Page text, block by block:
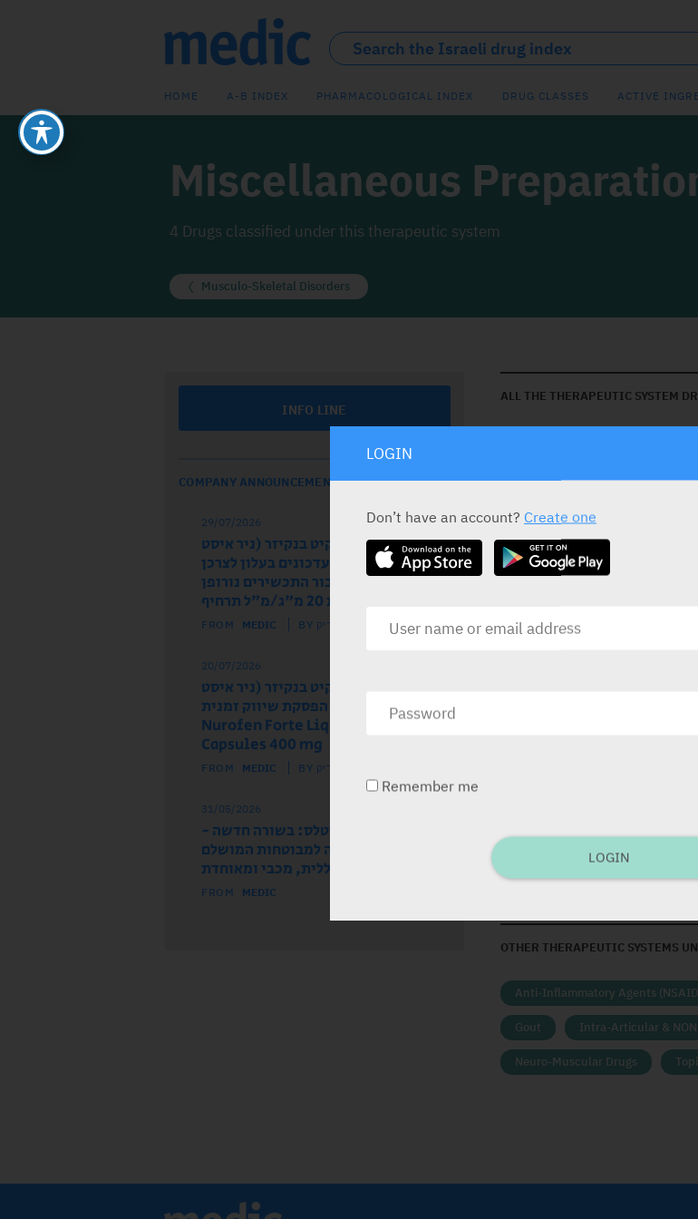
HOME A-B INDEX PHARMACOLOGICAL INDEX DRUG CLASSES ACTIVE
Miscellaneous
4 Drugs classified under this therapeutic system
Musculo-Skeletal Disorders
INFO LINE
COMPANY ANNOUNCEMENTS
29/07/2026
בעל הרישום רקיט בנקיזר (ניר איסט
בע"מ) מודיע על עדכונים בעלון לצרכן
ובעלון לרופא עבור התכשירים נורופן
לילדים תפוז ותות 20 מ"ג/מ"ל תרחיף
FROM MEDIC BY מדיק
20/07/2026
בעל הרישום רקיט בנקיזר (ניר איסט
בע"מ) מודיע על הפסקת שיווק זמנית
של התכשיר Nurofen Forte Liquid
Capsules 400 mg
FROM MEDIC BY מדיק
31/05/2026
הודעה מחברת אסטלס: בשורה חדשה -
ואוזה זמינה למבוטחות המושלם
בכללית, מכבי ומאוחדת
FROM MEDIC
ALL THE THERAPEUTIC SYSTEM
Elevidys
Roche
OTHER THERAPEUTIC SYSTEMS
Anti-Inflammatory Agents
Gout Intra-Articular &
Neuro-Muscular Drugs
LOGIN
Don’t have an account? Create one
Remember me
LOGIN